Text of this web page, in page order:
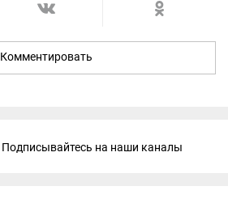
Комментировать
Подписывайтесь на наши каналы